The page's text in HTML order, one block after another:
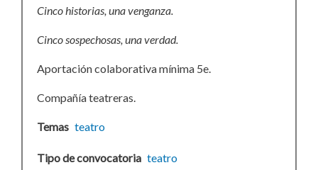
Cinco historias, una venganza.
Cinco sospechosas, una verdad.
Aportación colaborativa mínima 5e.
Compañía teatreras.
Temas teatro
Tipo de convocatoria teatro